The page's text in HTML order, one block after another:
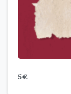
5€